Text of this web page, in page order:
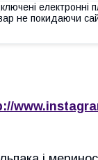
не покидаючи